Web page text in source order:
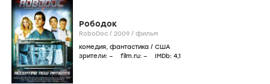
Рободок
RoboDoc / 2009 / фильм
комедия, фантастика / США
зрители: – film.ru: – IMDb: 4,1